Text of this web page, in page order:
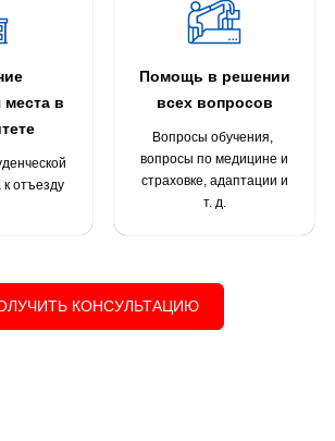
в
к отъезду
Помощь в решении
всех вопросов
Вопросы обучения,
вопросы по медицине и
страховке, адаптации и
т. д.
КОНСУЛЬТАЦИЮ